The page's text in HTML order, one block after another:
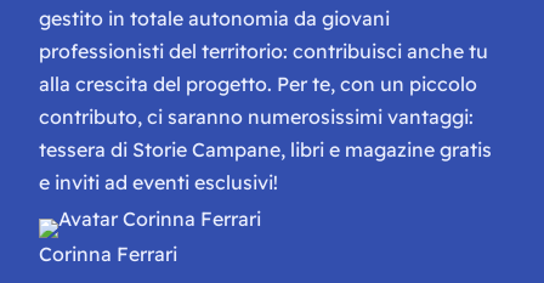
gestito in totale autonomia da giovani
professionisti del territorio: contribuisci anche tu
alla crescita del progetto. Per te, con un piccolo
contributo, ci saranno numerosissimi vantaggi:
tessera di Storie Campane, libri e magazine gratis
e inviti ad eventi esclusivi!
Corinna Ferrari